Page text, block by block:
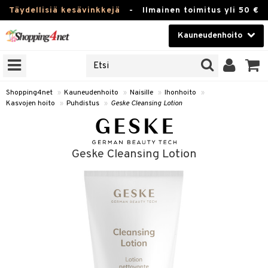
Täydellisiä kesävinkkejä - Ilmainen toimitus yli 50 €
Kauneudenhoito
Kauneudenhoito
Piilolinssit
Lelut, Lapsi & Vauva
Shopping4net » Kauneudenhoito » Naisille » Ihonhoito
»
Kasvojen hoito
» Puhdistus » Geske Cleansing Lotion
Geske Cleansing Lotion